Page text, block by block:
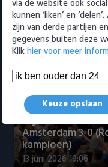
Excelsior met
6 augustus 2026 18:49
Samenvattingen
Tigers Roermond
Amsterdam 3-0
kampioen)
13 juni 2026 19:06
via de website ook
kunnen ‘liken’ en
zijn van derde partijen
gegevens buiten deze
Klikhier voor meer
Keuze opslaan